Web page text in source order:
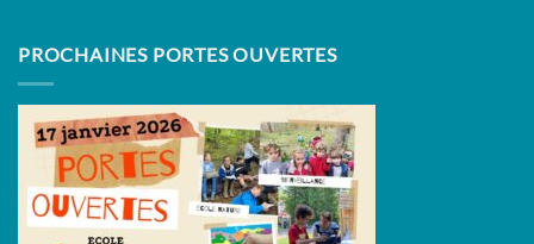
PROCHAINES PORTES OUVERTES